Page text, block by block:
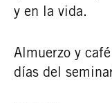
y en la vida.
Almuerzo y
días del